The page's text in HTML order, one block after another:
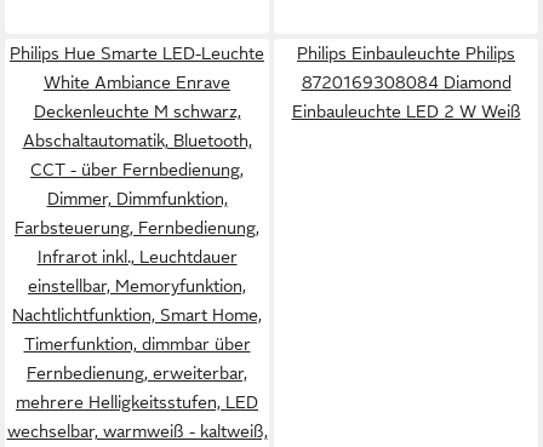
Philips Hue Smarte LED-Leuchte
White Ambiance Enrave
Deckenleuchte M schwarz,
Abschaltautomatik, Bluetooth,
CCT - über Fernbedienung,
Dimmer, Dimmfunktion,
Farbsteuerung, Fernbedienung,
Infrarot inkl., Leuchtdauer
einstellbar, Memoryfunktion,
Nachtlichtfunktion, Smart Home,
Timerfunktion, dimmbar über
Fernbedienung, erweiterbar,
mehrere Helligkeitsstufen, LED
wechselbar, warmweiß - kaltweiß,
Philips Einbauleuchte Philips
8720169308084 Diamond
Einbauleuchte LED 2 W Weiß